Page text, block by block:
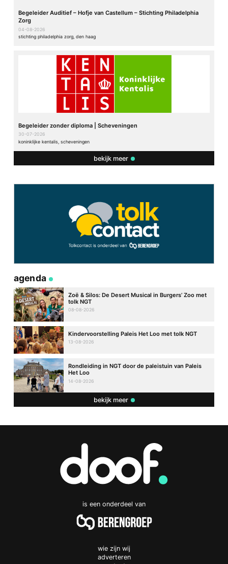
Begeleider Auditief – Hofje van Castellum – Stichting Philadelphia
Zorg
04-08-2026
stichting philadelphia zorg, den haag
Begeleider zonder diploma | Scheveningen
30-07-2026
koninklijke kentalis, scheveningen
bekijk meer
agenda
Zoë & Silos: De Desert Musical in Burgers’ Zoo met
tolk NGT
08-08-2026
Kindervoorstelling Paleis Het Loo met tolk NGT
13-08-2026
Rondleiding in NGT door de paleistuin van Paleis
Het Loo
14-08-2026
bekijk meer
is een onderdeel van
wie zijn wij
adverteren